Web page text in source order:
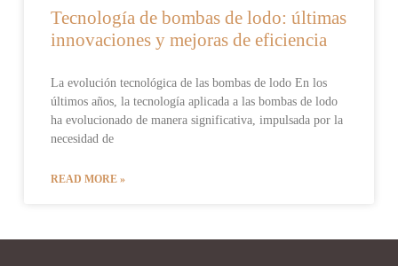
Tecnología de bombas de lodo: últimas
innovaciones y mejoras de eficiencia
La evolución tecnológica de las bombas de lodo En los
últimos años, la tecnología aplicada a las bombas de lodo
ha evolucionado de manera significativa, impulsada por la
necesidad de
READ MORE »